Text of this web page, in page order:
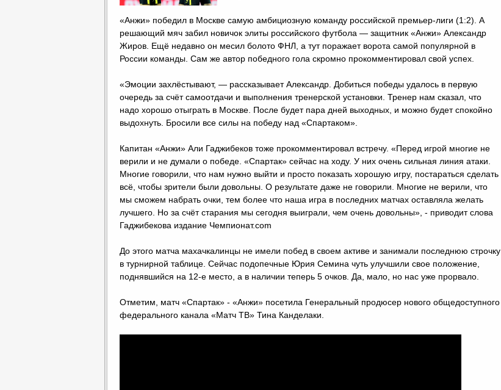
«Анжи» победил в Москве самую амбициозную команду российской премьер-лиги (1:2). А
решающий мяч забил новичок элиты российского футбола — защитник «Анжи» Александр
Жиров. Ещё недавно он месил болото ФНЛ, а тут поражает ворота самой популярной в
России команды. Сам же автор победного гола скромно прокомментировал свой успех.
«Эмоции захлёстывают, — рассказывает Александр. Добиться победы удалось в первую
очередь за счёт самоотдачи и выполнения тренерской установки. Тренер нам сказал, что
надо хорошо отыграть в Москве. После будет пара дней выходных, и можно будет спокойно
выдохнуть. Бросили все силы на победу над «Спартаком».
Капитан «Анжи» Али Гаджибеков тоже прокомментировал встречу. «Перед игрой многие не
верили и не думали о победе. «Спартак» сейчас на ходу. У них очень сильная линия атаки.
Многие говорили, что нам нужно выйти и просто показать хорошую игру, постараться сделать
всё, чтобы зрители были довольны. О результате даже не говорили. Многие не верили, что
мы сможем набрать очки, тем более что наша игра в последних матчах оставляла желать
лучшего. Но за счёт старания мы сегодня выиграли, чем очень довольны», - приводит слова
Гаджибекова издание Чемпионат.com
До этого матча махачкалинцы не имели побед в своем активе и занимали последнюю строчку
в турнирной таблице. Сейчас подопечные Юрия Семина чуть улучшили свое положение,
поднявшийся на 12-е место, а в наличии теперь 5 очков. Да, мало, но нас уже прорвало.
Отметим, матч «Спартак» - «Анжи» посетила Генеральный продюсер нового общедоступного
федерального канала «Матч ТВ» Тина Канделаки.